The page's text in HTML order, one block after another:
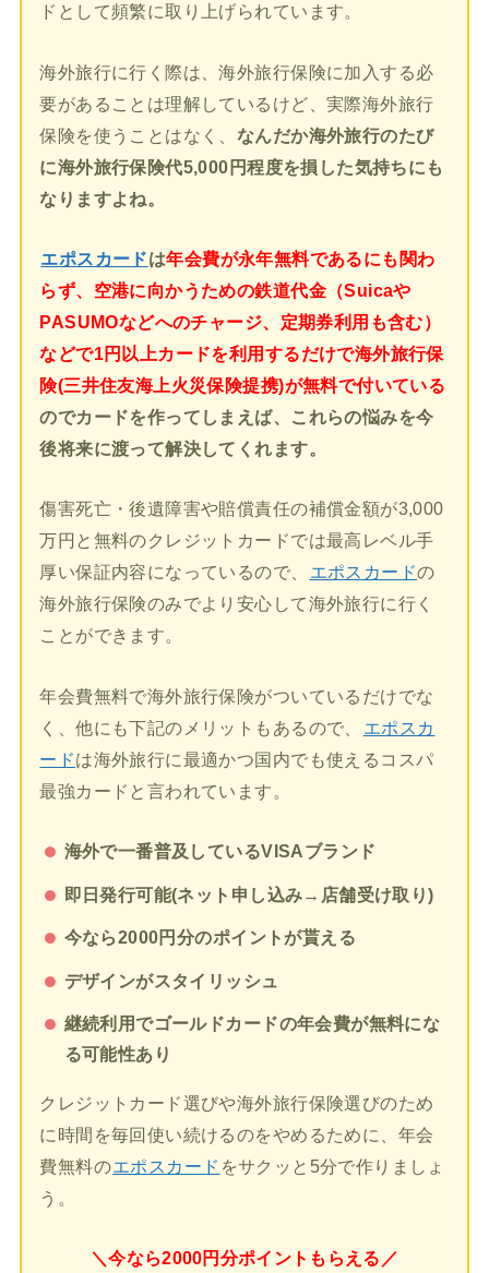
ドとして頻繁に取り上げられています。
海外旅行に行く際は、海外旅行保険に加入する必
要があることは理解しているけど、実際海外旅行
保険を使うことはなく、 なんだか海外旅行のたび
に海外旅行保険代5,000円程度を損した気持ちにも
なりますよね。
エポスカードは年会費が永年無料であるにも関わ
らず、空港に向かうための鉄道代金（Suicaや
PASUMOなどへのチャージ、定期券利用も含む）
などで1円以上カードを利用するだけで海外旅行保
険(三井住友海上火災保険提携)が無料で付いている
のでカードを作ってしまえば、これらの悩みを今
後将来に渡って解決してくれます。
傷害死亡・後遺障害や賠償責任の補償金額が3,000
万円と無料のクレジットカードでは最高レベル手
厚い保証内容になっているので、
エポスカードの
海外旅行保険のみでより安心して海外旅行に行く
ことができます。
年会費無料で海外旅行保険がついているだけでな
く、他にも下記のメリットもあるので、
エポスカ
ードは海外旅行に最適かつ国内でも使えるコスパ
最強カードと言われています。
海外で一番普及しているVISAブランド
即日発行可能(ネット申し込み→店舗受け取り)
今なら2000円分のポイントが貰える
デザインがスタイリッシュ
継続利用でゴールドカードの年会費が無料にな
る可能性あり
クレジットカード選びや海外旅行保険選びのため
に時間を毎回使い続けるのをやめるために、年会
費無料のエポスカード をサクッと5分で作りましょ
う。
＼今なら2000円分ポイントもらえる／